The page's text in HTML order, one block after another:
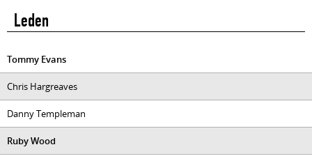
Leden
Tommy Evans
Chris Hargreaves
Danny Templeman
Ruby Wood